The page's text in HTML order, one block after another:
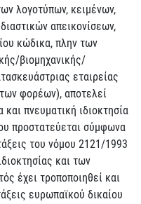
λογοτύπων, κειμένων,
απεικονίσεων,
κώδικα, πλην των
βιομηχανικής/
εταιρείας
φορέων), αποτελεί
πνευματική ιδιοκτησία
προστατεύεται σύμφωνα
του νόμου 2121/1993
και των
έχει τροποποιηθεί και
ευρωπαϊκού δικαίου